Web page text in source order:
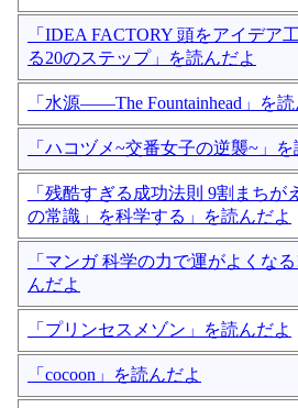
「IDEA FACTORY 頭をアイデア
る20のステップ」を読んだよ
「水源――The Fountainhead」を読
「ハコヅメ~交番女子の逆襲~」を
「残酷すぎる成功法則 9割まちが
の常識」を科学する」を読んだよ
「マンガ 科学の力で運がよくな
んだよ
「プリンセスメゾン」を読んだよ
「cocoon」を読んだよ